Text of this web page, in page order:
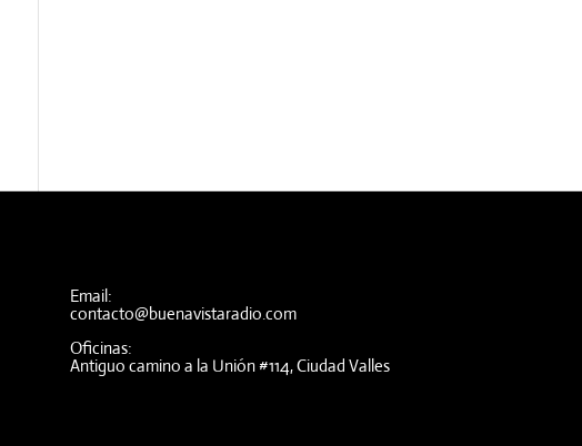
Email:
contacto@buenavistaradio.com
Oficinas:
Antiguo camino a la Unión #114, Ciudad Valles